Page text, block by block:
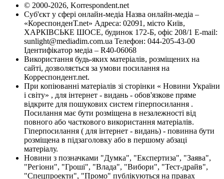
© 2000-2026, Korrespondent.net
Суб'єкт у сфері онлайн-медіа Назва онлайн-медіа –
«КореспонденТ.net» Адреса: 02091, місто Київ,
ХАРКІВСЬКЕ ШОСЕ, будинок 172-Б, офіс 208/1 E-mail:
sunlight@mediadim.com.ua Телефон: 044-205-43-00
Ідентифікатор медіа – R40-06068
Використання будь-яких матеріалів, розміщених на
сайті, дозволяється за умови посилання на
Корреспондент.net.
При копіюванні матеріалів зі сторінки « Новини України
і світу» , для інтернет - видань - обов'язкове пряме
відкрите для пошукових систем гіперпосилання .
Посилання має бути розміщена в незалежності від
повного або часткового використання матеріалів.
Гіперпосилання ( для інтернет - видань) - повинна бути
розміщена в підзаголовку або в першому абзаці
матеріалу.
Новини з позначками "Думка", "Експертиза", "Заява",
"Регіони", "Гроші", "Влада", "Вибори", "Тест-драйв",
"Спецпроекти", "Промо" публікуються на правах